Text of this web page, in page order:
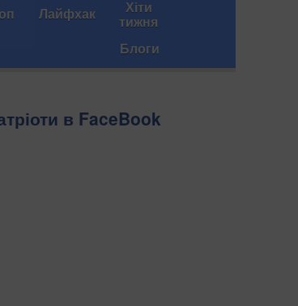
Лайфхак Хіти
тижня
Блоги
в FaceBook